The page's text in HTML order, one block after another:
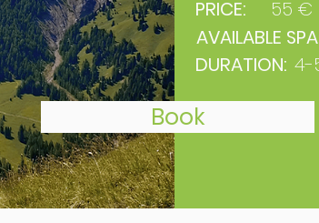
AVAILABLE
55 €
DURATION: 4-
PRICE:
Book